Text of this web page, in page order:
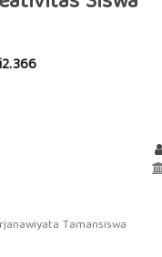
Tamansiswa